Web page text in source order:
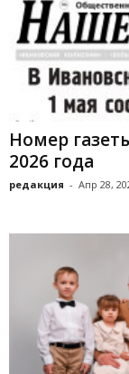
Номер
2026 года
редакция - Апр 28,